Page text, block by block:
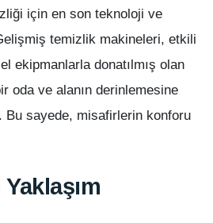
için en son teknoloji ve
temizlik makineleri, etkili
ekipmanlarla donatılmış olan
oda ve alanın derinlemesine
Bu sayede, misafirlerin konforu